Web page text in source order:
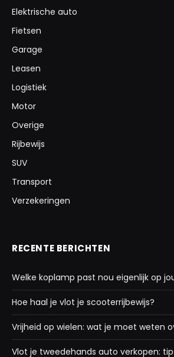
Elektrische auto
Fietsen
Garage
Leasen
Logistiek
Motor
Overige
Rijbewijs
SUV
Transport
Verzekeringen
RECENTE BERICHTEN
Welke koplamp past nou eigenlijk op
Hoe haal je vlot je scooterrijbewijs?
Vrijheid op wielen: wat je moet weten
Vlot je tweedehands auto verkopen: